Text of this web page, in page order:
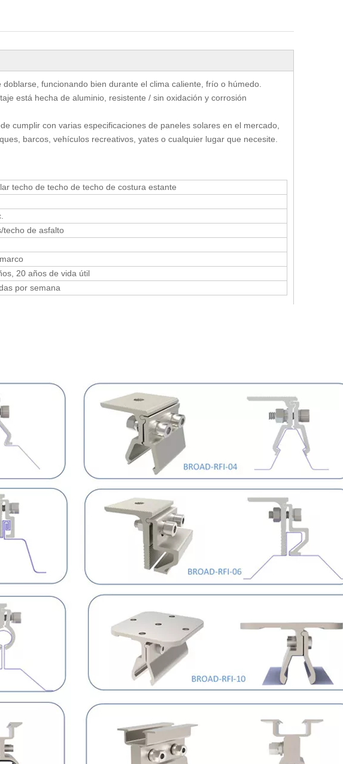
funcionando bien durante el clima caliente, frío o húmedo.
está hecha de aluminio, resistente / sin oxidación y corrosión
cumplir con varias especificaciones de paneles solares en el mercado,
barcos, vehículos recreativos, yates o cualquier lugar que necesite.
techo de techo de techo de costura estante
techo de asfalto
20 años de vida útil
por semana